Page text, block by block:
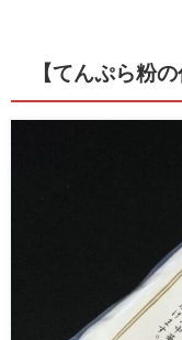
【てんぷら粉